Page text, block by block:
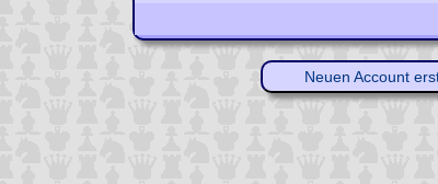
Neuen Account